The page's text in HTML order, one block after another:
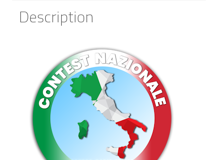
Description